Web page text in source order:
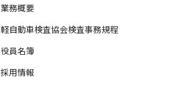
業務概要
軽自動車検査協会検査事務規程
役員名簿
採用情報